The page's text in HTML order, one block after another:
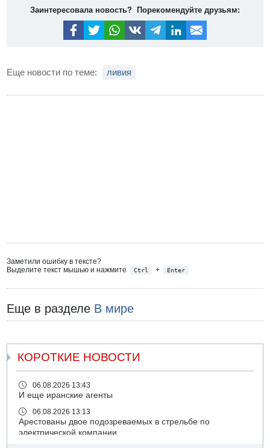
Заинтересовала новость? Порекомендуйте друзьям:
Еще новости по теме: ливия
Заметили ошибку в тексте?
Выделите текст мышью и нажмите
Ctrl + Enter
Еще в разделе В мире
КОРОТКИЕ НОВОСТИ
06.08.2026 13:43
И еще иранские агенты
06.08.2026 13:13
Арестованы двое подозреваемых в стрельбе по
электрической компании